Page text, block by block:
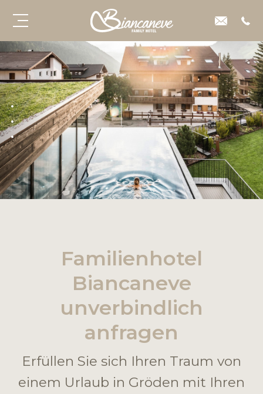
Familienhotel
Biancaneve
unverbindlich
anfragen
Erfüllen Sie sich Ihren Traum von
einem Urlaub in Gröden mit Ihren